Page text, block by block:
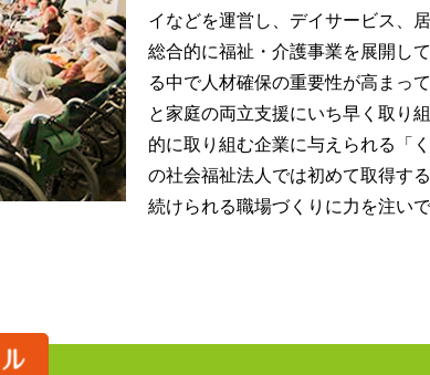
イなどを運営し、デイサービス、
総合的に福祉・介護事業を展開し
る中で人材確保の重要性が高まっ
と家庭の両立支援にいち早く取り
的に取り組む企業に与えられる「
の社会福祉法人では初めて取得す
続けられる職場づくりに力を注いで